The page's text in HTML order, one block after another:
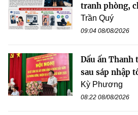
tranh phòng,
Trần Quý
09:04 08/08/2026
Dấu ấn Thanh
sau sáp nhập
Kỳ Phương
08:22 08/08/2026